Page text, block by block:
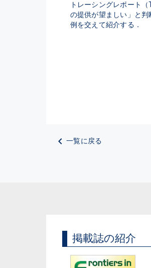
トレーシングレポート
の提供が望ましい」と
例を交えて紹介する．
一覧に戻る
掲載誌の紹介